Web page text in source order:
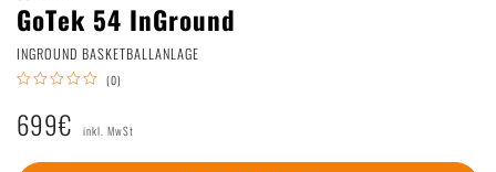
GoTek 54 InGround
INGROUND BASKETBALLANLAGE
(0)
699€ inkl. MwSt